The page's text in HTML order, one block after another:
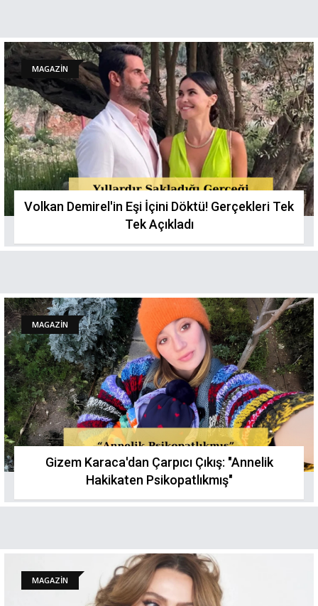
MAGAZİN
Volkan Demirel'in Eşi İçini Döktü! Gerçekleri Tek
Tek Açıkladı
MAGAZİN
Gizem Karaca'dan Çarpıcı Çıkış: "Annelik
Hakikaten Psikopatlıkmış"
MAGAZİN